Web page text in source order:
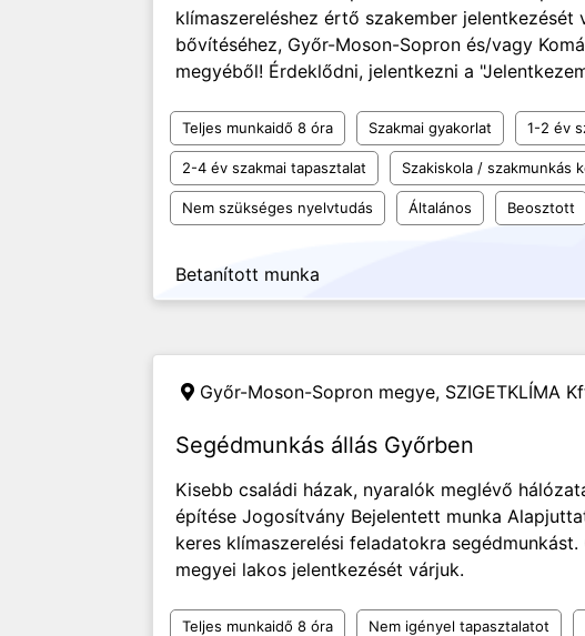
klímaszereléshez értő szakember jelentkezését
bővítéséhez, Győr-Moson-Sopron és/vagy
megyéből! Érdeklődni, jelentkezni a
Teljes munkaidő 8 óra Szakmai gyakorlat 1-2 év
2-4 év szakmai tapasztalat Szakiskola / szakmunkás
Nem szükséges nyelvtudás Általános Beosztott
Betanított munka
Győr-Moson-Sopron megye, SZIGETKLÍMA
Segédmunkás állás Győrben
Kisebb családi házak, nyaralók meglévő
építése Jogosítvány Bejelentett munka
keres klímaszerelési feladatokra
megyei lakos jelentkezését várjuk.
Teljes munkaidő 8 óra Nem igényel tapasztalatot